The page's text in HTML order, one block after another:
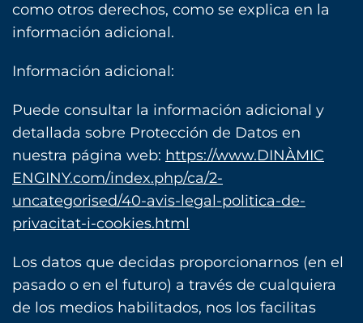
como otros derechos, como se explica en la
información adicional.
Información adicional:
Puede consultar la información adicional y
detallada sobre Protección de Datos en
nuestra página web: https://www.DINÀMIC
ENGINY.com/index.php/ca/2-
uncategorised/40-avis-legal-politica-de-
privacitat-i-cookies.html
Los datos que decidas proporcionarnos (en el
pasado o en el futuro) a través de cualquiera
de los medios habilitados, nos los facilitas